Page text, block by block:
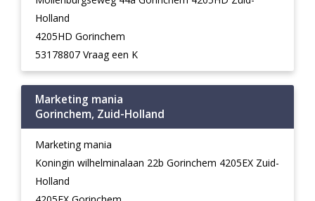
Holland
4205HD Gorinchem
53178807 Vraag een K
Marketing mania
Gorinchem, Zuid-Holland
Marketing mania
Koningin wilhelminalaan 22b Gorinchem 4205EX Zuid-
Holland